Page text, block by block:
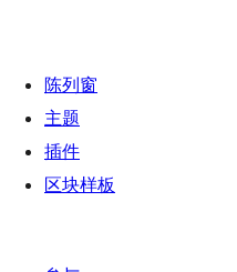
陈列窗
主题
插件
区块样板